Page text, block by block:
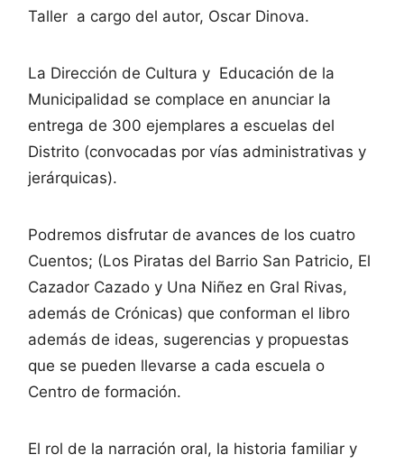
Taller a cargo del autor, Oscar Dinova.
La Dirección de Cultura y Educación de la
Municipalidad se complace en anunciar la
entrega de 300 ejemplares a escuelas del
Distrito (convocadas por vías administrativas y
jerárquicas).
Podremos disfrutar de avances de los cuatro
Cuentos; (Los Piratas del Barrio San Patricio, El
Cazador Cazado y Una Niñez en Gral Rivas,
además de Crónicas) que conforman el libro
además de ideas, sugerencias y propuestas
que se pueden llevarse a cada escuela o
Centro de formación.
El rol de la narración oral, la historia familiar y